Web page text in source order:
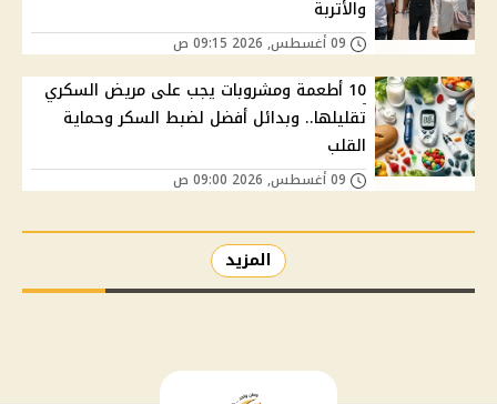
والأتربة
10 أطعمة ومشروبات يجب على مريض السكري
تقليلها.. وبدائل أفضل لضبط السكر وحماية
القلب
المزيد